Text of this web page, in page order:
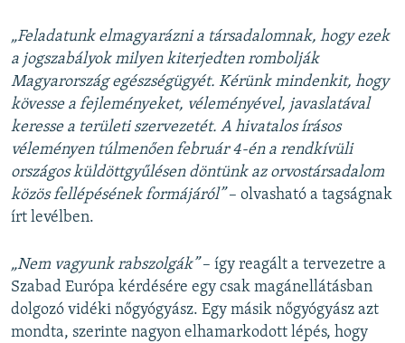
„Feladatunk elmagyarázni a társadalomnak, hogy ezek
a jogszabályok milyen kiterjedten rombolják
Magyarország egészségügyét. Kérünk mindenkit, hogy
kövesse a fejleményeket, véleményével, javaslatával
keresse a területi szervezetét. A hivatalos írásos
véleményen túlmenően február 4-én a rendkívüli
országos küldöttgyűlésen döntünk az orvostársadalom
közös fellépésének formájáról” – olvasható a tagságnak
írt levélben.
„Nem vagyunk rabszolgák”– így reagált a tervezetre a
Szabad Európa kérdésére egy csak magánellátásban
dolgozó vidéki nőgyógyász. Egy másik nőgyógyász azt
mondta, szerinte nagyon elhamarkodott lépés, hogy